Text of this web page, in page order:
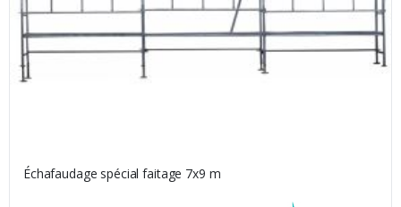
Échafaudage spécial faitage 7x9 m